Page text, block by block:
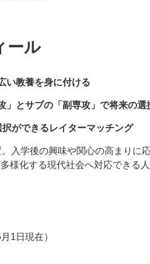
ール
い教養を身に付ける
」とサブの「副専攻」で将来の選
ができるレイターマッチング
入学後の興味や関心の高まりに
様化する現代社会へ対応できる人
1日現在）